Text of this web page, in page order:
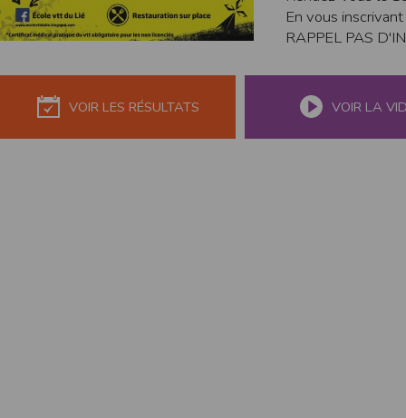
En vous
RAPPEL PAS
VOIR LES RÉSULTATS VOIR LA
de réponse ou de qualité. Il n’est prévu
La responsabilité de l’éditeur ne saurait
Par ailleurs, l’EDITEUR peut être amené
reconnaît et accepte que l’EDITEUR ne